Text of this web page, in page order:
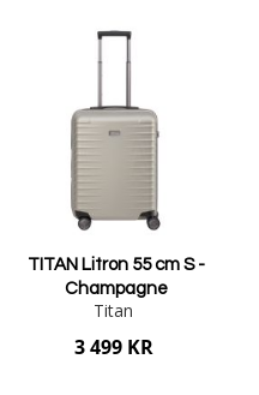
TITAN Litron 55 cm S -
Champagne
Titan
3 499 KR